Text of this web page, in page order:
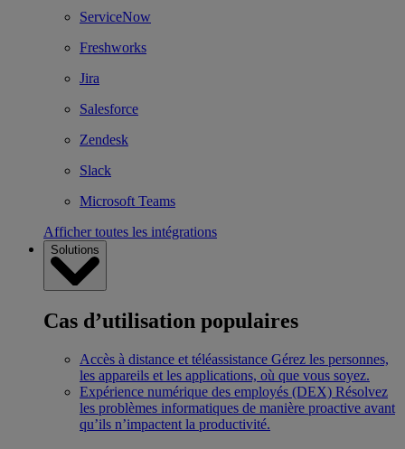
ServiceNow
Freshworks
Jira
Salesforce
Zendesk
Slack
Microsoft Teams
Afficher toutes les intégrations
Solutions
Cas d’utilisation populaires
Accès à distance et téléassistance Gérez les personnes,
les appareils et les applications, où que vous soyez.
Expérience numérique des employés (DEX) Résolvez
les problèmes informatiques de manière proactive avant
qu’ils n’impactent la productivité.